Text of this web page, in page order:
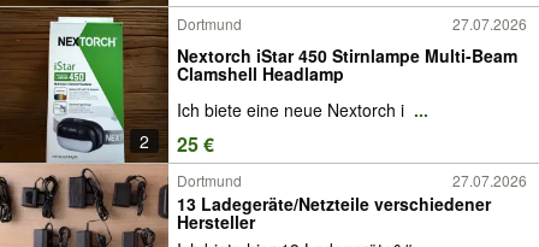
2
Dortmund 27.07.2026
Nextorch iStar 450 Stirnlampe Multi-Beam
Clamshell Headlamp
Ich biete eine neue Nextorch i ...
25 €
Dortmund 27.07.2026
13 Ladegeräte/Netzteile verschiedener
Hersteller